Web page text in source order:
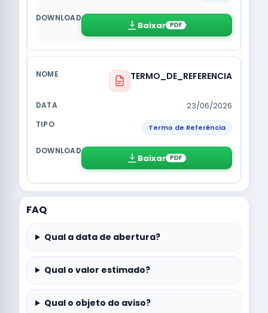
Baixar PDF
TERMO_DE_REFERENCIA
23/06/2026
Termo de Referência
Baixar PDF
FAQ
Qual a data de abertura?
Qual o valor estimado?
Qual o objeto do aviso?